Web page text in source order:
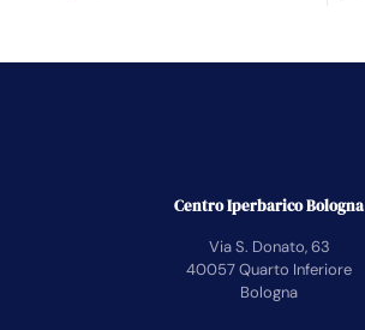
Centro Iperbarico Bologna
Via S. Donato, 63
40057 Quarto Inferiore
Bologna